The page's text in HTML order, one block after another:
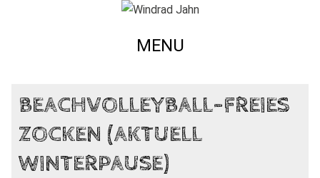
MENU
BEACHVOLLEYBALL-FREIES
ZOCKEN (AKTUELL
WINTERPAUSE)